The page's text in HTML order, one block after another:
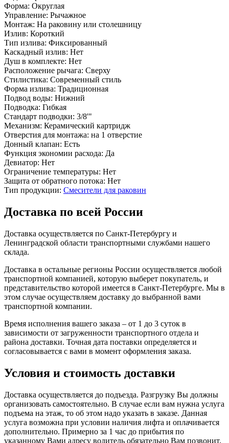
Форма: Округлая
Управление: Рычажное
Монтаж: На раковину или столешницу
Излив: Короткий
Тип излива: Фиксированный
Каскадный излив: Нет
Душ в комплекте: Нет
Расположение рычага: Сверху
Стилистика: Современный стиль
Форма излива: Традиционная
Подвод воды: Нижний
Подводка: Гибкая
Стандарт подводки: 3/8'"
Механизм: Керамический картридж
Отверстия для монтажа: на 1 отверстие
Донный клапан: Есть
Функция экономии расхода: Да
Девиатор: Нет
Ограничение температуры: Нет
Защита от обратного потока: Нет
Тип продукции: Смесители для раковин
Доставка по всей России
Доставка осуществляется по Санкт-Петербургу и
Ленинградской области транспортными службами нашего
склада.
Доставка в остальные регионы России осуществляется любой
транспортной компанией, которую выберет покупатель, и
представительство которой имеется в Санкт-Петербурге. Мы в
этом случае осуществляем доставку до выбранной вами
транспортной компании.
Время исполнения вашего заказа – от 1 до 3 суток в
зависимости от загруженности транспортного отдела и
района доставки. Точная дата поставки определяется и
согласовывается с вами в момент оформления заказа.
Условия и стоимость доставки
Доставка осуществляется до подъезда. Разгрузку Вы должны
организовать самостоятельно. В случае если вам нужна услуга
подъема на этаж, то об этом надо указать в заказе. Данная
услуга возможна при условии наличия лифта и оплачивается
дополнительно. Примерно за 1 час до прибытия по
указанному Вами адресу водитель обязательно Вам позвонит.